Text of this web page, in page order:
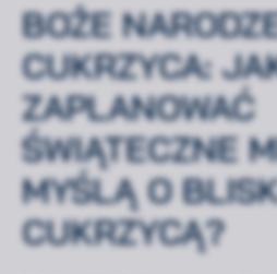
BOŻE
CUKRZYCA:
ZAPLANOWAĆ
ŚWIĄTECZNE
MYŚLĄ O
CUKRZYCĄ?